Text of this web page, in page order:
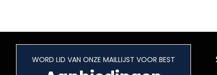
WORD LID VAN ONZE MAILLIJST VOOR BEST